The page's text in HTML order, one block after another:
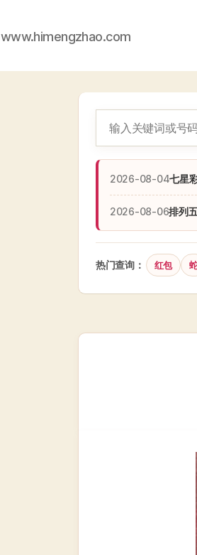
www.himengzhao.com
2026-08-04七星
2026-08-06排列
热门查询： 红包